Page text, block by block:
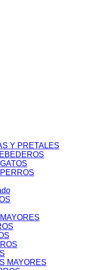
Y PRETALES
MAYORES